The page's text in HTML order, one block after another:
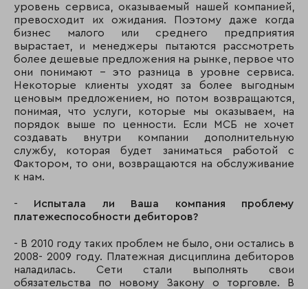
уровень сервиса, оказываемый нашей компанией,
превосходит их ожидания. Поэтому даже когда
бизнес малого или среднего предприятия
вырастает, и менеджеры пытаются рассмотреть
более дешевые предложения на рынке, первое что
они понимают – это разница в уровне сервиса.
Некоторые клиенты уходят за более выгодным
ценовым предложением, но потом возвращаются,
понимая, что услуги, которые мы оказываем, на
порядок выше по ценности. Если МСБ не хочет
создавать внутри компании дополнительную
службу, которая будет заниматься работой с
Фактором, то они, возвращаются на обслуживание
к нам.
- Испытала ли Ваша компания проблему
платежеспособности дебиторов?
- В 2010 году таких проблем не было, они остались в
2008- 2009 году. Платежная дисциплина дебиторов
наладилась. Сети стали выполнять свои
обязательства по новому Закону о торговле. В